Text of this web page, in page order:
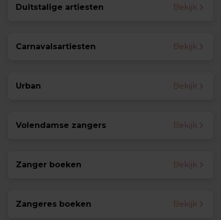
Duitstalige artiesten Bekijk
Carnavalsartiesten Bekijk
Urban Bekijk
Volendamse zangers Bekijk
Zanger boeken Bekijk
Zangeres boeken Bekijk